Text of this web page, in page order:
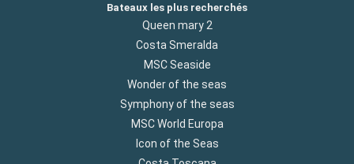
Bateaux les plus recherchés
Queen mary 2
Costa Smeralda
MSC Seaside
Wonder of the seas
Symphony of the seas
MSC World Europa
Icon of the Seas